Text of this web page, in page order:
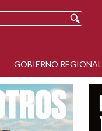
GOBIERNO REGIONAL